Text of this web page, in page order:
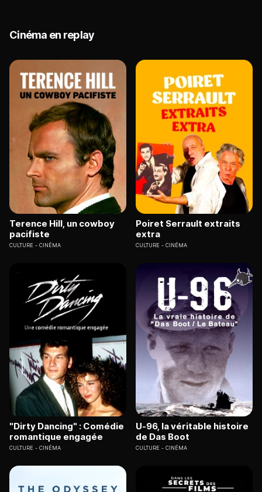
Cinéma en replay
Terence Hill, un cowboy
pacifiste
CULTURE CINÉMA
Poiret Serrault extraits
extra
CULTURE CINÉMA
"Dirty Dancing" : Comédie
romantique engagée
CULTURE CINÉMA
U-96, la véritable histoire
de Das Boot
CULTURE CINÉMA